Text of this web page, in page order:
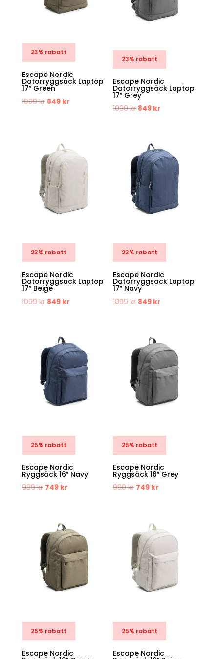
23% rabatt
Escape Nordic
Datorryggsäck Laptop
17″ Green
1099kr Det
1099 kr.
849 krDet
849 kr.
23% rabatt
Escape Nordic
Datorryggsäck Laptop
17″ Grey
1099kr Det
var:
1099 kr.
849 kr
är:
849 kr.
23% rabatt
Escape Nordic
Datorryggsäck Laptop
17″ Beige
1099kr Det
var:
1099 kr.
849 krDet
849 kr.
23% rabatt
Escape Nordic
Datorryggsäck Laptop
17″ Navy
1099kr Det
var:
1099 kr.
849 kr
849 kr.
25% rabatt
Escape Nordic
Ryggsäck 16″ Navy
999kr Det
999 kr.
749 krDet
749 kr.
25% rabatt
Escape Nordic
Ryggsäck 16″ Grey
999kr Det
999 kr.
749 kr
749 kr.
25% rabatt
Escape Nordic
25% rabatt
Escape Nordic